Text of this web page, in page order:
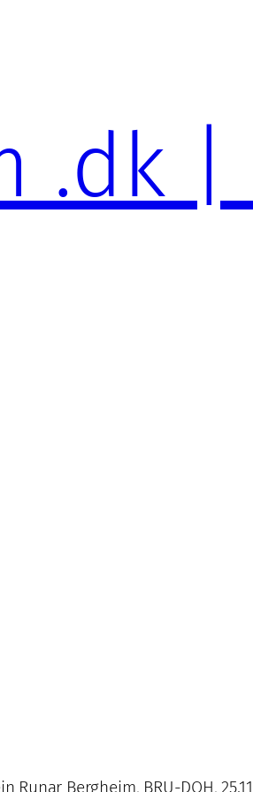
.dk |
Bergheim, BRU-DOH,